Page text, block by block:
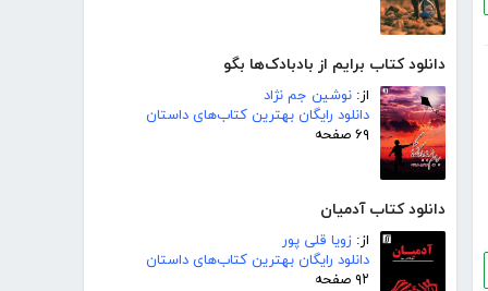
دانلود کتاب برایم از بادبادک‌ها بگو
از: نوشین جم نژاد
دانلود رایگان بهترین کتاب‌های داستان
۶۹ صفحه
دانلود کتاب آدمیان
از: زویا قلی پور
دانلود رایگان بهترین کتاب‌های داستان
۹۲ صفحه